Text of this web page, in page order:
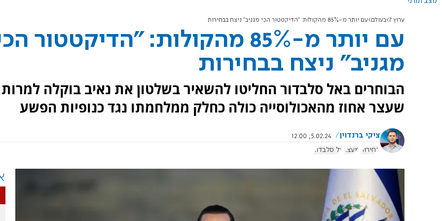
ערוץ 7 בעולם עם יותר מ-85% מהקולות: "הדיקטטור הכי מגניב" ניצח בבחירות
עם יותר מ-85% מהקולות: "הדיקטטור
מגניב" ניצח בבחירות
הבוחרים באל סלבדור החליטו להשאיר בשלטון את נאיב בוקלה למרות
שעצר אחוז מהאכולוסייה כולה כחלק ממלחמתו נגד כנופיות הפשע
ציקי ברנדוין
5.02.24, 12:00
בחירות
מעצר אל סלבדור